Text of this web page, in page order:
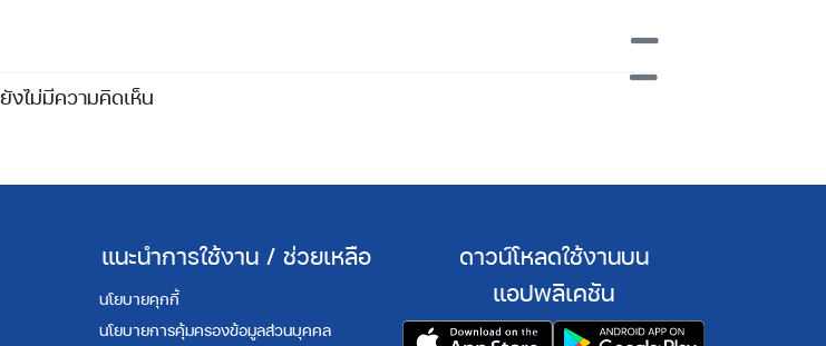
ยังไม่มีความคิดเห็น
แนะนำการใช้งาน / ช่วยเหลือ
นโยบายคุกกี้
นโยบายการคุ้มครองข้อมูลส่วนบุคคล
ดาวน์โหลดใช้งานบน
แอปพลิเคชัน